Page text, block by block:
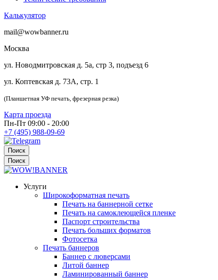
Калькулятор
mail@wowbanner.ru
Москва
ул. Новодмитровская д. 5а, стр 3, подъезд 6
ул. Коптевская д. 73А, стр. 1
(Планшетная УФ печать, фрезерная резка)
Карта проезда
Пн-Пт 09:00 - 20:00
+7 (495) 988-09-69
Поиск
Поиск
Услуги
Широкоформатная печать
Печать на баннерной сетке
Печать на самоклеющейся пленке
Паспорт строительства
Печать больших форматов
Фотосетка
Печать баннеров
Баннер с люверсами
Литой баннер
Ламинированный баннер